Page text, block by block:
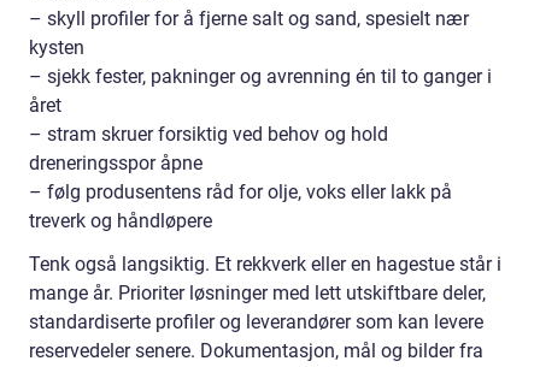
– skyll profiler for å fjerne salt og sand, spesielt nær
kysten
– sjekk fester, pakninger og avrenning én til to ganger i
året
– stram skruer forsiktig ved behov og hold
dreneringsspor åpne
– følg produsentens råd for olje, voks eller lakk på
treverk og håndløpere
Tenk også langsiktig. Et rekkverk eller en hagestue står i
mange år. Prioriter løsninger med lett utskiftbare deler,
standardiserte profiler og leverandører som kan levere
reservedeler senere. Dokumentasjon, mål og bilder fra